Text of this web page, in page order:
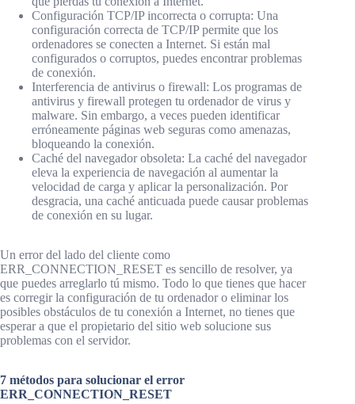
Configuración TCP/IP incorrecta o corrupta: Una
configuración correcta de TCP/IP permite que los
ordenadores se conecten a Internet. Si están mal
configurados o corruptos, puedes encontrar problemas
de conexión.
Interferencia de antivirus o firewall: Los programas de
antivirus y firewall protegen tu ordenador de virus y
malware. Sin embargo, a veces pueden identificar
erróneamente páginas web seguras como amenazas,
bloqueando la conexión.
Caché del navegador obsoleta: La caché del navegador
eleva la experiencia de navegación al aumentar la
velocidad de carga y aplicar la personalización. Por
desgracia, una caché anticuada puede causar problemas
de conexión en su lugar.
Un error del lado del cliente como
ERR_CONNECTION_RESET es sencillo de resolver, ya
que puedes arreglarlo tú mismo. Todo lo que tienes que hacer
es corregir la configuración de tu ordenador o eliminar los
posibles obstáculos de tu conexión a Internet, no tienes que
esperar a que el propietario del sitio web solucione sus
problemas con el servidor.
7 métodos para solucionar el error
ERR_CONNECTION_RESET